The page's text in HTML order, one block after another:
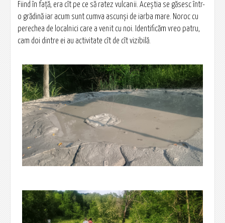
Fiind în față, era cît pe ce să ratez vulcanii. Aceștia se găsesc într-
o grădină iar acum sunt cumva ascunși de iarba mare. Noroc cu
perechea de localnici care a venit cu noi. Identificăm vreo patru,
cam doi dintre ei au activitate cît de cît vizibilă.